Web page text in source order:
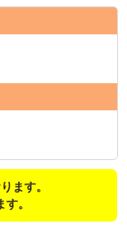
ます。
。